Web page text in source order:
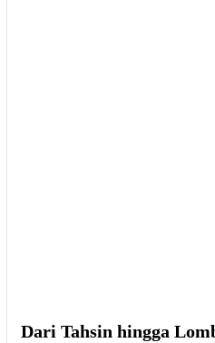
Dari Tahsin hingga